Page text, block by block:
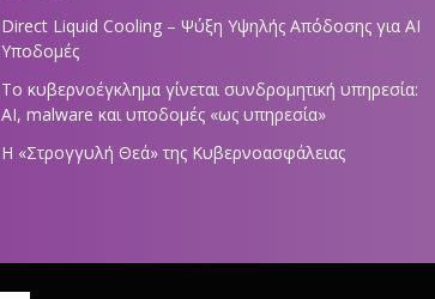
Direct Liquid Cooling – Ψύξη Υψηλής Απόδοσης για AI
Υποδομές
Το κυβερνοέγκλημα γίνεται συνδρομητική υπηρεσία:
AI, malware και υποδομές «ως υπηρεσία»
Η «Στρογγυλή Θεά» της Κυβερνοασφάλειας